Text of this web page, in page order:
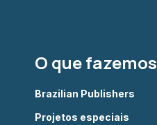
O que fazemos
Brazilian Publishers
Projetos especiais